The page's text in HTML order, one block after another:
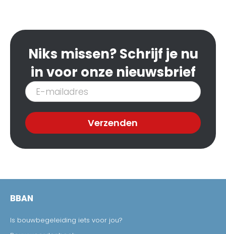
Niks missen? Schrijf je nu
in voor onze nieuwsbrief
Inschrijven
nieuwsbrief
Verzenden
BBAN
Is bouwbegeleiding iets voor jou?